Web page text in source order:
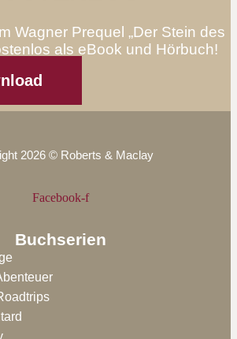
Wagner Prequel „Der Stein des
als eBook und Hörbuch!
2026 © Roberts & Maclay
Facebook-f
Buchserien